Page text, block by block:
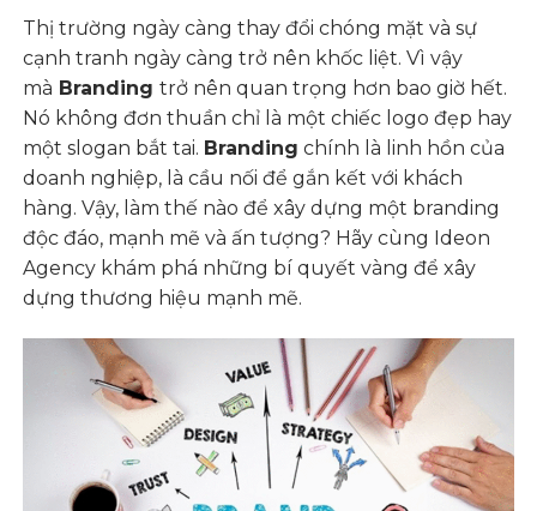
Thị trường ngày càng thay đổi chóng mặt và sự
cạnh tranh ngày càng trở nên khốc liệt. Vì vậy
mà Brandingtrở nên quan trọng hơn bao giờ hết.
Nó không đơn thuần chỉ là một chiếc logo đẹp hay
một slogan bắt tai. Branding chính là linh hồn của
doanh nghiệp, là cầu nối để gắn kết với khách
hàng. Vậy, làm thế nào để xây dựng một branding
độc đáo, mạnh mẽ và ấn tượng? Hãy cùng Ideon
Agency khám phá những bí quyết vàng để xây
dựng thương hiệu mạnh mẽ.